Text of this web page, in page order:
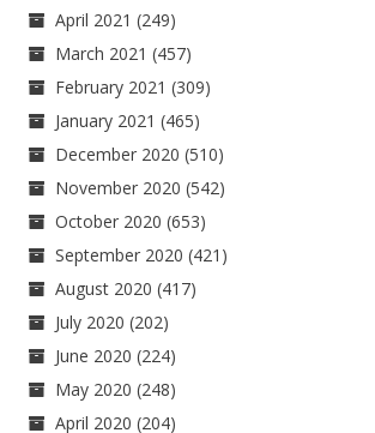
April 2021 (249)
March 2021 (457)
February 2021 (309)
January 2021 (465)
December 2020 (510)
November 2020 (542)
October 2020 (653)
September 2020 (421)
August 2020 (417)
July 2020 (202)
June 2020 (224)
May 2020 (248)
April 2020 (204)